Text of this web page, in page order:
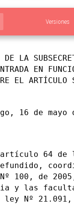
Versiones
LA
EN
EL
16 de mayo
64 de
100, de
y las
Nº